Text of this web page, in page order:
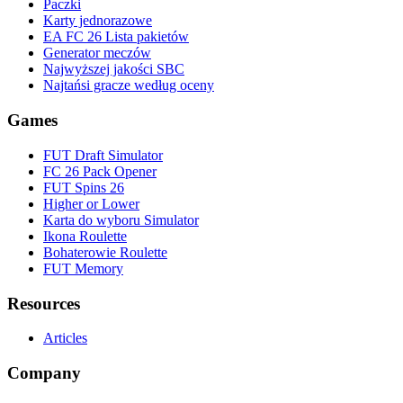
Paczki
Karty jednorazowe
EA FC 26 Lista pakietów
Generator meczów
Najwyższej jakości SBC
Najtańsi gracze według oceny
Games
FUT Draft Simulator
FC 26 Pack Opener
FUT Spins 26
Higher or Lower
Karta do wyboru Simulator
Ikona Roulette
Bohaterowie Roulette
FUT Memory
Resources
Articles
Company